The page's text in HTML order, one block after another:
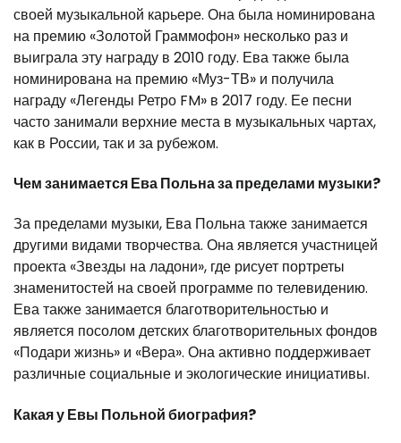
своей музыкальной карьере. Она была номинирована
на премию «Золотой Граммофон» несколько раз и
выиграла эту награду в 2010 году. Ева также была
номинирована на премию «Муз-ТВ» и получила
награду «Легенды Ретро FM» в 2017 году. Ее песни
часто занимали верхние места в музыкальных чартах,
как в России, так и за рубежом.
Чем занимается Ева Польна за пределами музыки?
За пределами музыки, Ева Польна также занимается
другими видами творчества. Она является участницей
проекта «Звезды на ладони», где рисует портреты
знаменитостей на своей программе по телевидению.
Ева также занимается благотворительностью и
является посолом детских благотворительных фондов
«Подари жизнь» и «Вера». Она активно поддерживает
различные социальные и экологические инициативы.
Какая у Евы Польной биография?